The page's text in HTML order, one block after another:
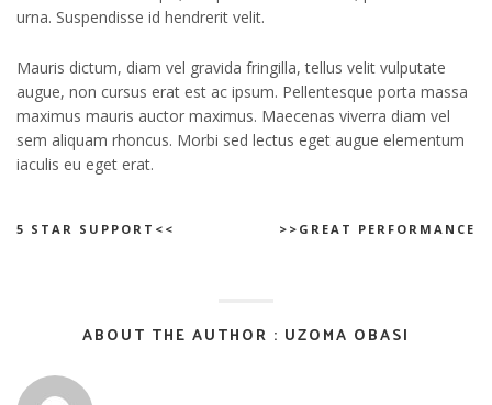
urna. Suspendisse id hendrerit velit.
Mauris dictum, diam vel gravida fringilla, tellus velit vulputate
augue, non cursus erat est ac ipsum. Pellentesque porta massa
maximus mauris auctor maximus. Maecenas viverra diam vel
sem aliquam rhoncus. Morbi sed lectus eget augue elementum
iaculis eu eget erat.
5 STAR SUPPORT<< >>GREAT PERFORMANCE
ABOUT THE AUTHOR : UZOMA OBASI